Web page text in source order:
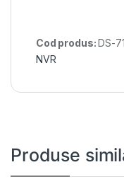
Cod produs:DS-
NVR
Produse